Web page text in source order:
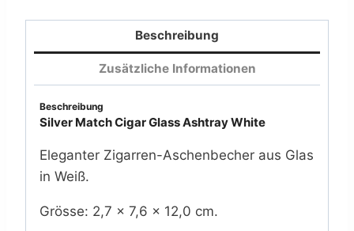
Beschreibung
Zusätzliche Informationen
Beschreibung
Silver Match Cigar Glass Ashtray White
Eleganter Zigarren-Aschenbecher aus Glas
in Weiß.
Grösse: 2,7 × 7,6 × 12,0 cm.